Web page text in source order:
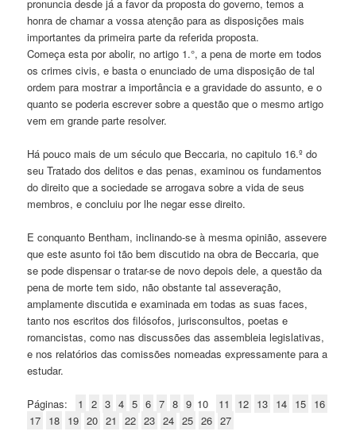
pronuncia desde já a favor da proposta do governo, temos a
honra de chamar a vossa atenção para as disposições mais
importantes da primeira parte da referida proposta.
Começa esta por abolir, no artigo 1.°, a pena de morte em todos
os crimes civis, e basta o enunciado de uma disposição de tal
ordem para mostrar a importância e a gravidade do assunto, e o
quanto se poderia escrever sobre a questão que o mesmo artigo
vem em grande parte resolver.
Há pouco mais de um século que Beccaria, no capitulo 16.º do
seu Tratado dos delitos e das penas, examinou os fundamentos
do direito que a sociedade se arrogava sobre a vida de seus
membros, e concluiu por lhe negar esse direito.
E conquanto Bentham, inclinando-se à mesma opinião, assevere
que este asunto foi tão bem discutido na obra de Beccaria, que
se pode dispensar o tratar-se de novo depois dele, a questão da
pena de morte tem sido, não obstante tal asseveração,
amplamente discutida e examinada em todas as suas faces,
tanto nos escritos dos filósofos, jurisconsultos, poetas e
romancistas, como nas discussões das assembleia legislativas,
e nos relatórios das comissões nomeadas expressamente para a
estudar.
Páginas: 1 2 3 4 5 6 7 8 9 10 11 12 13 14 15 16
17 18 19 20 21 22 23 24 25 26 27